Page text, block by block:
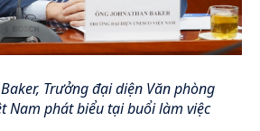
Trưởng đại diện Văn phòng
Nam phát biểu tại buổi làm việc